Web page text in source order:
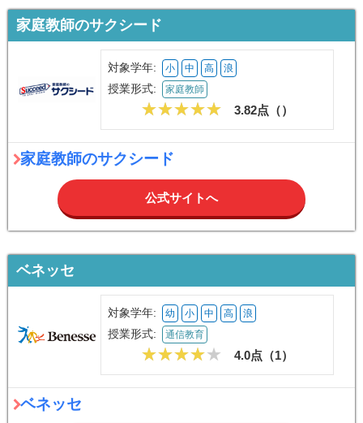
家庭教師のサクシード
対象学年: 小 中 高 浪
授業形式: 家庭教師
3.82点（）
家庭教師のサクシード
公式サイトへ
ベネッセ
対象学年: 幼 小 中 高 浪
授業形式: 通信教育
4.0点（1）
ベネッセ